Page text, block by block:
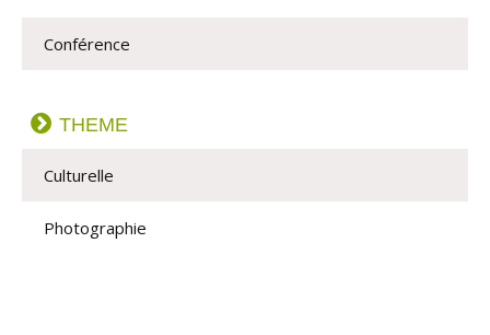
Conférence
THEME
Culturelle
Photographie